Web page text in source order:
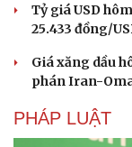
Tỷ giá USD
25.433 đồng/
Giá xăng dầu
phán Iran-
PHÁP LUẬT